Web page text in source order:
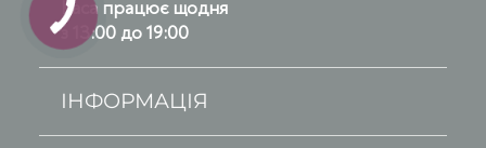
Каса працює щодня
з 13:00 до 19:00
ІНФОРМАЦІЯ